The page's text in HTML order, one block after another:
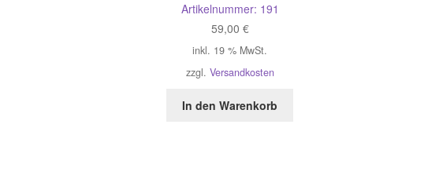
Artikelnummer: 191
59,00 €
inkl. 19 % MwSt.
zzgl. Versandkosten
In den Warenkorb